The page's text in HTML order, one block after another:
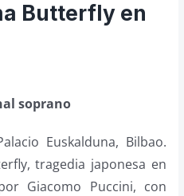
Butterfly en
soprano
Euskalduna, Bilbao.
tragedia japonesa en
Giacomo Puccini, con